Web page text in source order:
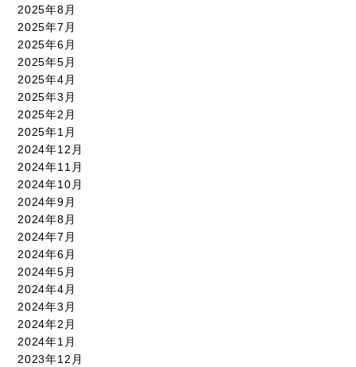
2025年8月
2025年7月
2025年6月
2025年5月
2025年4月
2025年3月
2025年2月
2025年1月
2024年12月
2024年11月
2024年10月
2024年9月
2024年8月
2024年7月
2024年6月
2024年5月
2024年4月
2024年3月
2024年2月
2024年1月
2023年12月